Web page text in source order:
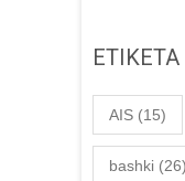
ETIKETA
AIS (15)
bashki (26)